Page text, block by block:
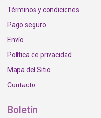
Términos y condiciones
Pago seguro
Envío
Política de privacidad
Mapa del Sitio
Contacto
Boletín